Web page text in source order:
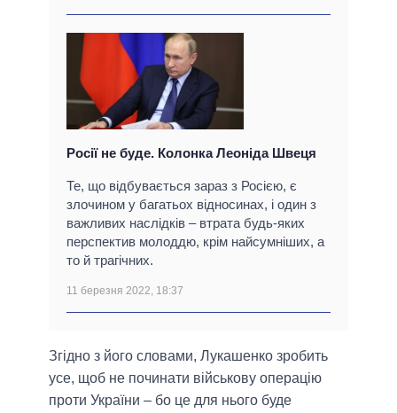
Росії не буде. Колонка Леоніда Швеця
Те, що відбувається зараз з Росією, є
злочином у багатьох відносинах, і один з
важливих наслідків – втрата будь-яких
перспектив молоддю, крім найсумніших, а
то й трагічних.
11 березня 2022, 18:37
Згідно з його словами, Лукашенко зробить
усе, щоб не починати військову операцію
проти України – бо це для нього буде